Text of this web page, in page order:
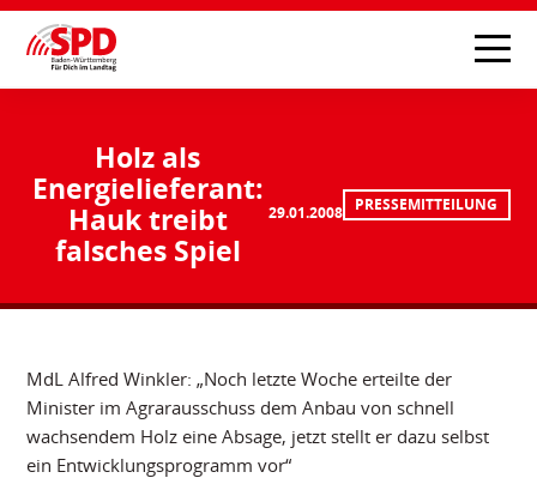
Holz als
Energielieferant:
Hauk treibt
falsches Spiel
29.01.2008 PRESSEMITTEILUNG
MdL Alfred Winkler: „Noch letzte Woche erteilte der
Minister im Agrarausschuss dem Anbau von schnell
wachsendem Holz eine Absage, jetzt stellt er dazu selbst
ein Entwicklungsprogramm vor“